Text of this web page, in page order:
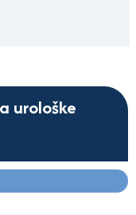
urološke